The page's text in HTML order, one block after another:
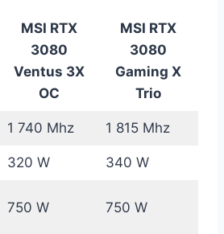
MSI RTX
3080
Ventus 3X
OC
MSI RTX
3080
Gaming X
Trio
1 740 Mhz 1 815 Mhz
320 W 340 W
750 W 750 W